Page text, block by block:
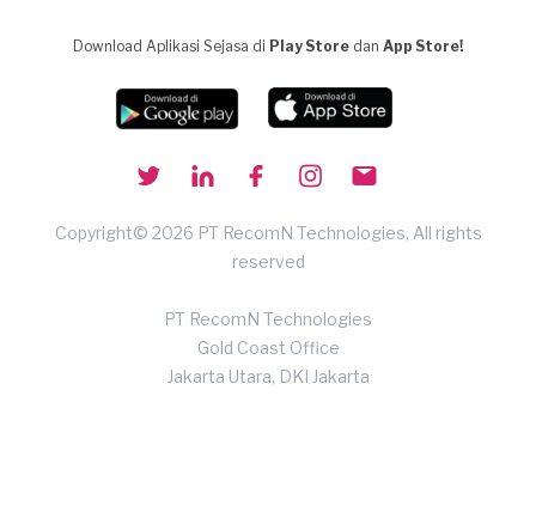
Download Aplikasi Sejasa di Play Store dan App Store!
Copyright© 2026 PT RecomN Technologies, All rights
reserved
PT RecomN Technologies
Gold Coast Office
Jakarta Utara, DKI Jakarta